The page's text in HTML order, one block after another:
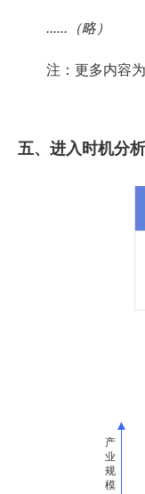
......（略）
注：更多内容
五、进入时机分析